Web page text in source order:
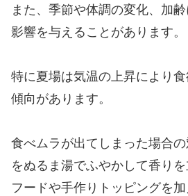
また、季節や体調の変化、加
影響を与えることがあります。
特に夏場は気温の上昇により
傾向があります。
食べムラが出てしまった場合
をぬるま湯でふやかして香り
フードや手作りトッピングを